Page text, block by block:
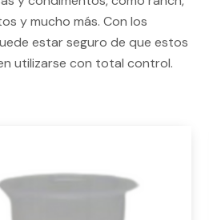
y mucho más. Con los
estar seguro de que estos
utilizarse con total control.